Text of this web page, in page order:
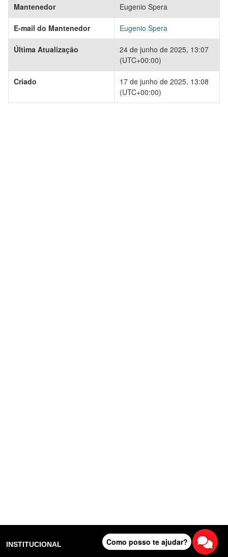
Mantenedor Eugenio Spera
E-mail do Mantenedor Eugenio Spera
Última Atualização
24 de junho de 2025, 13:07
(UTC+00:00)
Criado
17 de junho de 2025, 13:08
(UTC+00:00)
INSTITUCIONAL Como posso te ajudar?